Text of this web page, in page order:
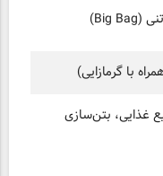
با گرمازایی)
غذایی، بتن‌سازی